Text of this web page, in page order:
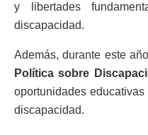
y libertades
discapacidad.
Además, durante este
Política sobre
oportunidades
discapacidad.